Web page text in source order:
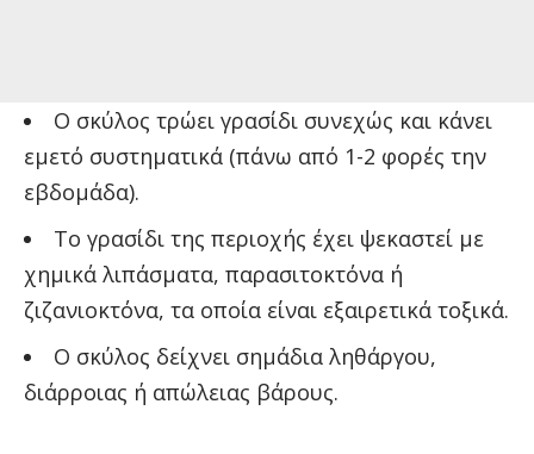
Ο σκύλος τρώει γρασίδι συνεχώς και κάνει
εμετό συστηματικά (πάνω από 1-2 φορές την
εβδομάδα).
Το γρασίδι της περιοχής έχει ψεκαστεί με
χημικά λιπάσματα, παρασιτοκτόνα ή
ζιζανιοκτόνα, τα οποία είναι εξαιρετικά τοξικά.
Ο σκύλος δείχνει σημάδια ληθάργου,
διάρροιας ή απώλειας βάρους.